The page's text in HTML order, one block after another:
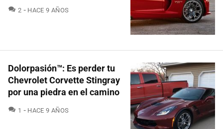
2 COMENTARIOS
HACE 9 AÑOS
Dolorpasión™: Es perder tu
Chevrolet Corvette Stingray
por una piedra en el camino
1 COMENTARIOS
HACE 9 AÑOS